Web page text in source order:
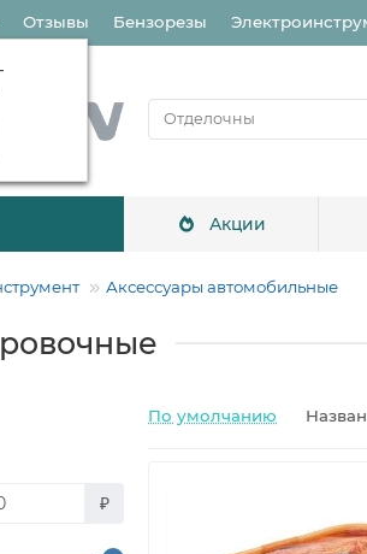
Отзывы Бензорезы
Акции
Аксессуары автомобильные
₽
По умолчанию